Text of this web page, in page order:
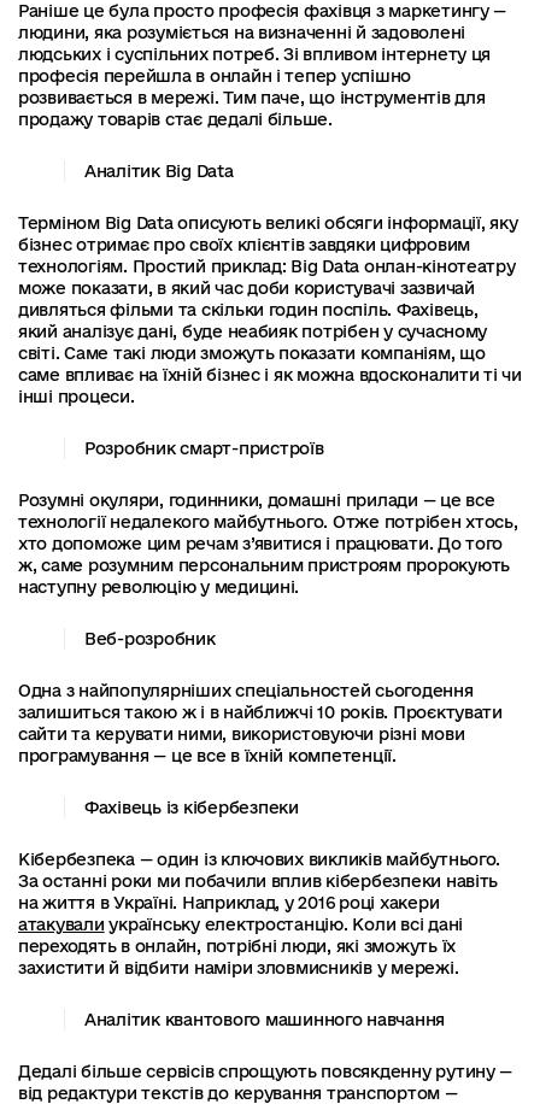
Раніше це була просто професія фахівця з маркетингу —
людини, яка розуміється на визначенні й задоволені
людських і суспільних потреб. Зі впливом інтернету ця
професія перейшла в онлайн і тепер успішно
розвивається в мережі. Тим паче, що інструментів для
продажу товарів стає дедалі більше.
Аналітик Big Data
Терміном Big Data описують великі обсяги інформації, яку
бізнес отримає про своїх клієнтів завдяки цифровим
технологіям. Простий приклад: Big Data онлан-кінотеатру
може показати, в який час доби користувачі зазвичай
дивляться фільми та скільки годин поспіль. Фахівець,
який аналізує дані, буде неабияк потрібен у сучасному
світі. Саме такі люди зможуть показати компаніям, що
саме впливає на їхній бізнес і як можна вдосконалити ті чи
інші процеси.
Розробник смарт-пристроїв
Розумні окуляри, годинники, домашні прилади — це все
технології недалекого майбутнього. Отже потрібен хтось,
хто допоможе цим речам з’явитися і працювати. До того
ж, саме розумним персональним пристроям пророкують
наступну революцію у медицині.
Веб-розробник
Одна з найпопулярніших спеціальностей сьогодення
залишиться такою ж і в найближчі 10 років. Проєктувати
сайти та керувати ними, використовуючи різні мови
програмування — це все в їхній компетенції.
Фахівець із кібербезпеки
Кібербезпека — один із ключових викликів майбутнього.
За останні роки ми побачили вплив кібербезпеки навіть
на життя в Україні. Наприклад, у 2016 році хакери
атакували українську електростанцію. Коли всі дані
переходять в онлайн, потрібні люди, які зможуть їх
захистити й відбити наміри зловмисників у мережі.
Аналітик квантового машинного навчання
Дедалі більше сервісів спрощують повсякденну рутину —
від редактури текстів до керування транспортом —